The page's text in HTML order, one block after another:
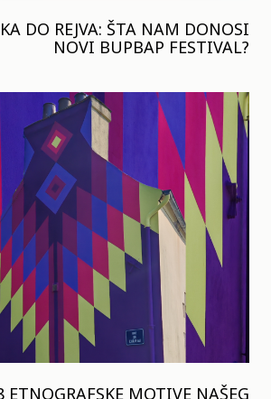
DO REJVA: ŠTA NAM DONOSI
NOVI BUPBAP FESTIVAL?
ETNOGRAFSKE MOTIVE NAŠEG